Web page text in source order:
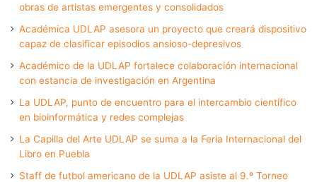
obras de artistas emergentes y consolidados
Académica UDLAP asesora un proyecto que creará dispositivo
capaz de clasificar episodios ansioso-depresivos
Académico de la UDLAP fortalece colaboración internacional
con estancia de investigación en Argentina
La UDLAP, punto de encuentro para el intercambio científico
en bioinformática y redes complejas
La Capilla del Arte UDLAP se suma a la Feria Internacional del
Libro en Puebla
Staff de futbol americano de la UDLAP asiste al 9.º Torneo